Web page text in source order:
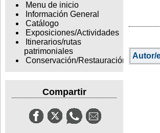
Menu de inicio
Información General
Catálogo
Exposiciones/Actividades
Itinerarios/rutas
patrimoniales
Conservación/Restauración
Compartir
Autor/